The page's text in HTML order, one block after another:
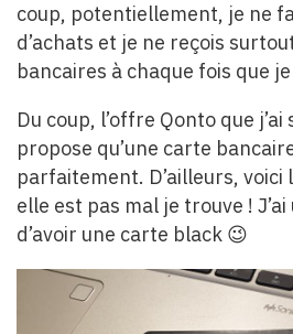
coup, potentiellement, je ne
d’achats et je ne reçois
bancaires à chaque fois que
Du coup, l’offre Qonto que
propose qu’une carte
parfaitement. D’ailleurs, voici
elle est pas mal je trouve !
d’avoir une carte black 😉